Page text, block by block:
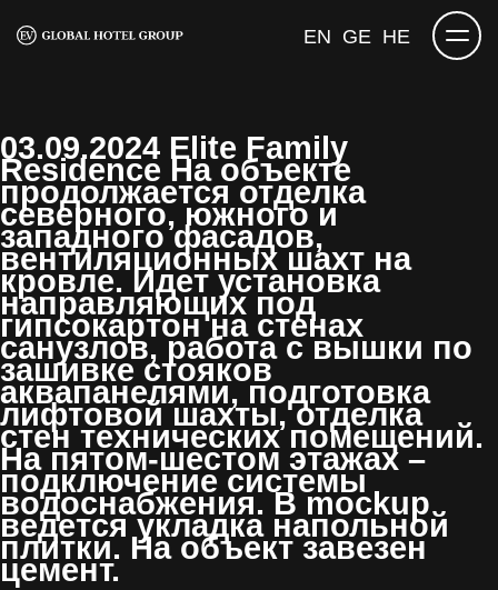
EN GE HE
03.09.2024 Elite Family
Residence На объекте
продолжается отделка
северного, южного и
западного фасадов,
вентиляционных шахт на
кровле. Идет установка
направляющих под
гипсокартон на стенах
санузлов, работа с вышки по
зашивке стояков
аквапанелями, подготовка
лифтовой шахты, отделка
стен технических помещений.
На пятом-шестом этажах –
подключение системы
водоснабжения. В mockup
ведется укладка напольной
плитки. На объект завезен
цемент.